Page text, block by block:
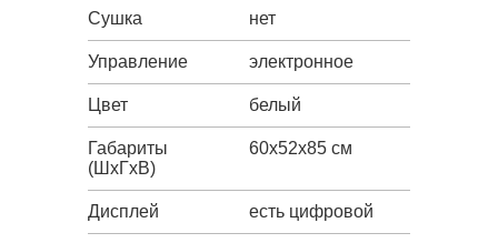
Сушка нет
Управление электронное
Цвет белый
Габариты
(ШxГxВ)
60x52x85 см
Дисплей есть цифровой